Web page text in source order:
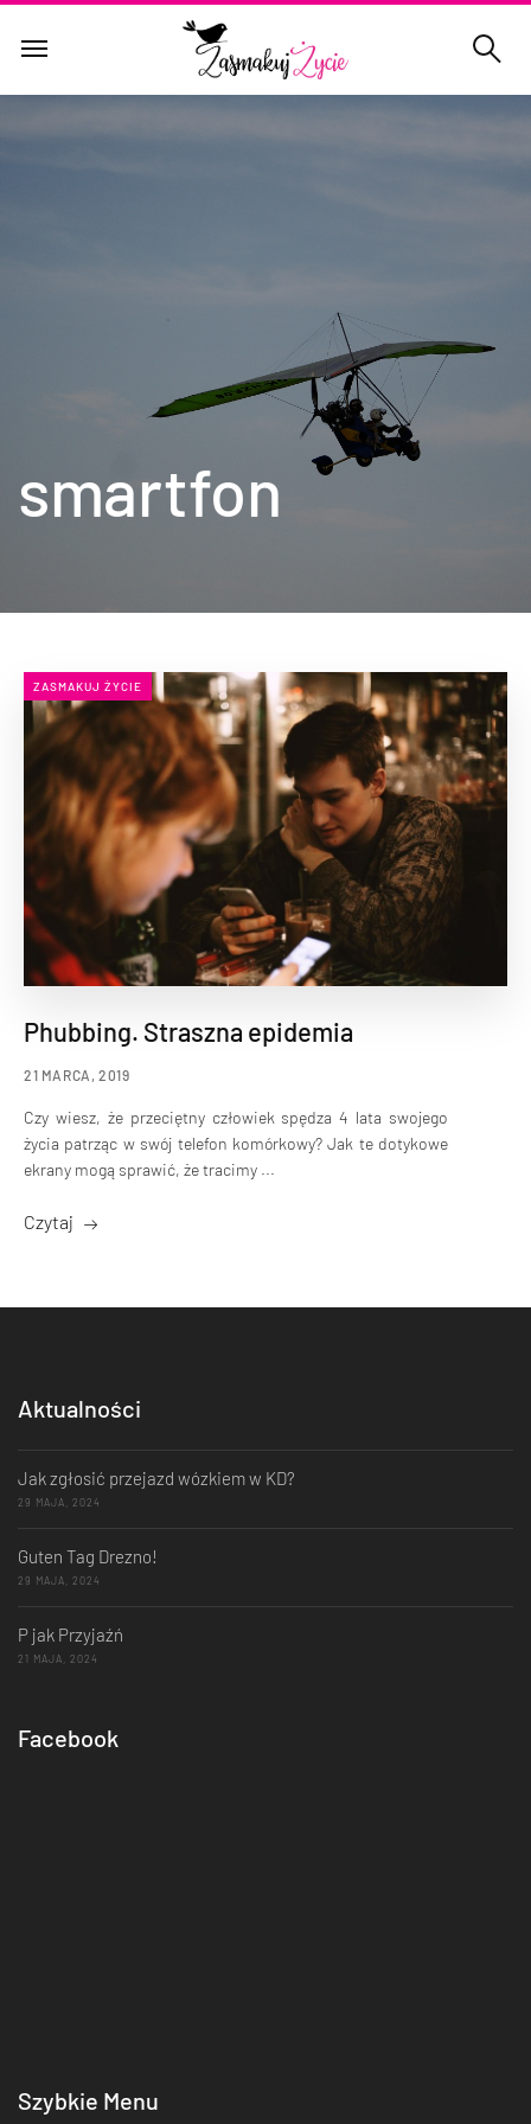
smartfon
ZASMAKUJ ŻYCIE
Phubbing. Straszna epidemia
21 MARCA, 2019
Czy wiesz, że przeciętny człowiek spędza 4 lata swojego
życia patrząc w swój telefon komórkowy? Jak te dotykowe
ekrany mogą sprawić, że tracimy ...
Czytaj
Aktualności
Jak zgłosić przejazd wózkiem w KD?
29 MAJA, 2024
Guten Tag Drezno!
29 MAJA, 2024
P jak Przyjaźń
21 MAJA, 2024
Facebook
Szybkie Menu